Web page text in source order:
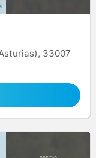
33007